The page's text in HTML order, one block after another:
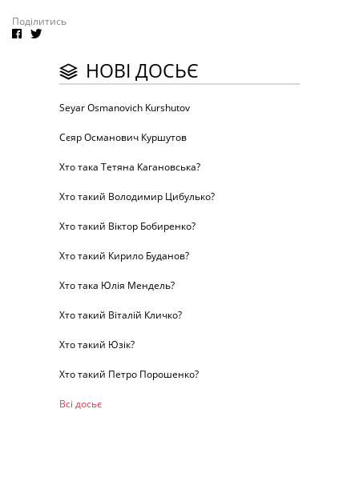
Поділитись
НОВІ ДОСЬЄ
Seyar Osmanovich Kurshutov
Сєяр Османович Куршутов
Хто така Тетяна Кагановська?
Хто такий Володимир Цибулько?
Хто такий Віктор Бобиренко?
Хто такий Кирило Буданов?
Хто така Юлія Мендель?
Хто такий Віталій Кличко?
Хто такий Юзік?
Хто такий Петро Порошенко?
Всі досьє